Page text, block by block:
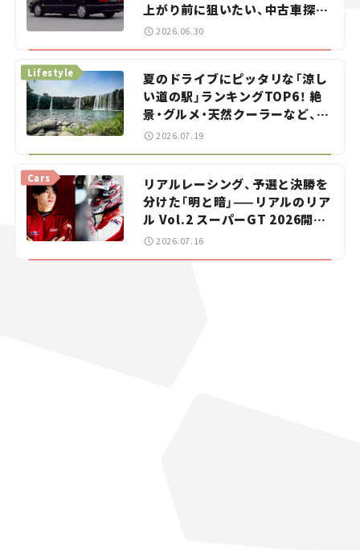
上がり前に狙いたい、中古車探し
をお手伝い――ちょっとイケてるマ
2026.06.30
夏のドライブにピッタリな「涼し
い道の駅」ランキングTOP6！ 絶
景・グルメ・天然クーラーなど、避
暑におすすめのスポットを紹介
【道の駅マニアの推し駅ガイド】
Lifestyle
2026.07.19
リアルレーシング、予選と決勝を
分けた「明と暗」——リアルのリア
ル Vol.2 スーパーGT 2026開幕
戦 岡山国際サーキット
Cars
2026.07.16